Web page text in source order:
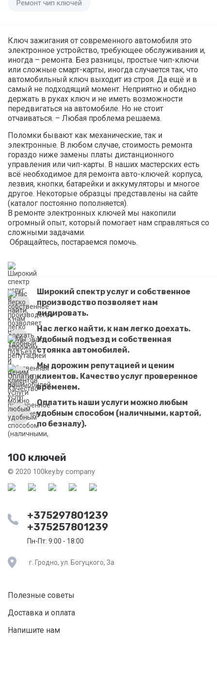
Ремонт чип ключей
Ключ зажигания от современного автомобиля это
электронное устройство, требующее обслуживания и,
иногда – ремонта. Без разницы, простые чип-ключи
или сложные смарт-карты, иногда случается так, что
автомобильный ключ выходит из строя. Да ещё и в
самый не подходящий момент. Неприятно и обидно
держать в руках ключ и не иметь возможности
передвигаться на автомобиле. Но не стоит
отчаиваться. – Любая проблема решаема.
Поломки бывают как механические, так и
электронные. В любом случае, стоимость ремонта
гораздо ниже замены платы дистанционного
управления или чип-карты. В наших мастерских есть
всё необходимое для ремонта авто-ключей: корпуса,
лезвия, кнопки, батарейки и аккумуляторы и многое
другое. Некоторые образцы представлены на сайте
(каталог постоянно пополняется).
В ремонте электронных ключей мы накопили
огромный опыт, который помогает нам справляться со
сложными задачами.
Обращайтесь, постараемся помочь.
Широкий спектр услуг и собственное
производство позволяет нам
лидировать.
Нас легко найти, к нам легко доехать.
Удобный подъезд и собственная
стоянка автомобилей.
Мы дорожим репутацией и ценим
клиентов. Качество услуг проверенное
временем.
Оплатить наши услуги можно любым
удобным способом (наличными, картой,
по безналу).
100 ключей
© 2020 100key.by company
+375297801239
+375257801239
Пн-Пт: 9:00 - 18:00
г. Гродно, ул. Богуцкого, 3а
Полезные советы
Доставка и оплата
Напишите нам